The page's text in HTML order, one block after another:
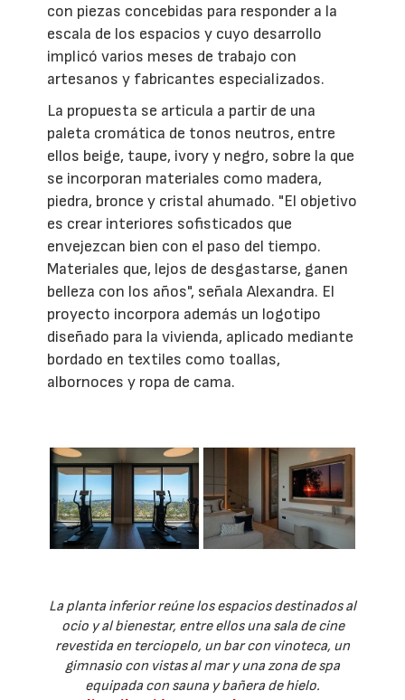
con piezas concebidas para responder a la
escala de los espacios y cuyo desarrollo
implicó varios meses de trabajo con
artesanos y fabricantes especializados.
La propuesta se articula a partir de una
paleta cromática de tonos neutros, entre
ellos beige, taupe, ivory y negro, sobre la que
se incorporan materiales como madera,
piedra, bronce y cristal ahumado. "El objetivo
es crear interiores sofisticados que
envejezcan bien con el paso del tiempo.
Materiales que, lejos de desgastarse, ganen
belleza con los años", señala Alexandra. El
proyecto incorpora además un logotipo
diseñado para la vivienda, aplicado mediante
bordado en textiles como toallas,
albornoces y ropa de cama.
La planta inferior reúne los espacios destinados al
ocio y al bienestar, entre ellos una sala de cine
revestida en terciopelo, un bar con vinoteca, un
gimnasio con vistas al mar y una zona de spa
equipada con sauna y bañera de hielo.